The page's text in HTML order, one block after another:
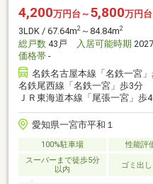
4,200万円台～ 5,800万円台
3LDK / 67.64m2 ～84.84m2
総戸数 43戸 入居可能時期
価格帯 -
名鉄名古屋本線「名鉄一宮」
名鉄尾西線「名鉄一宮」歩3分
ＪＲ東海道本線「尾張一宮」歩
愛知県一宮市平和１
100%駐車場 性能評
スーパーまで徒歩5分
以内
ゴミ出